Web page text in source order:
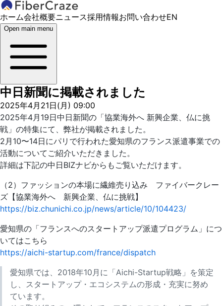
ホーム会社概要ニュース採用情報お問い合わせEN
Open main menu
中日新聞に掲載されました
2025年4月21日(月) 09:00
2025年4月19日中日新聞の「協業海外へ 新興企業、仏に挑
戦」の特集にて、弊社が掲載されました。
2月10〜14日にパリで行われた愛知県のフランス派遣事業での
活動についてご紹介いただきました。
詳細は下記の中日BIZナビからもご覧いただけます。
（2）ファッションの本場に繊維売り込み ファイバークレー
ズ【協業海外へ 新興企業、仏に挑戦】
https://biz.chunichi.co.jp/news/article/10/104423/
愛知県の「フランスへのスタートアップ派遣プログラム」につ
いてはこちら
https://aichi-startup.com/france/dispatch
愛知県では、2018年10月に「Aichi-Startup戦略」を策定
し、スタートアップ・エコシステムの形成・充実に努め
ています。